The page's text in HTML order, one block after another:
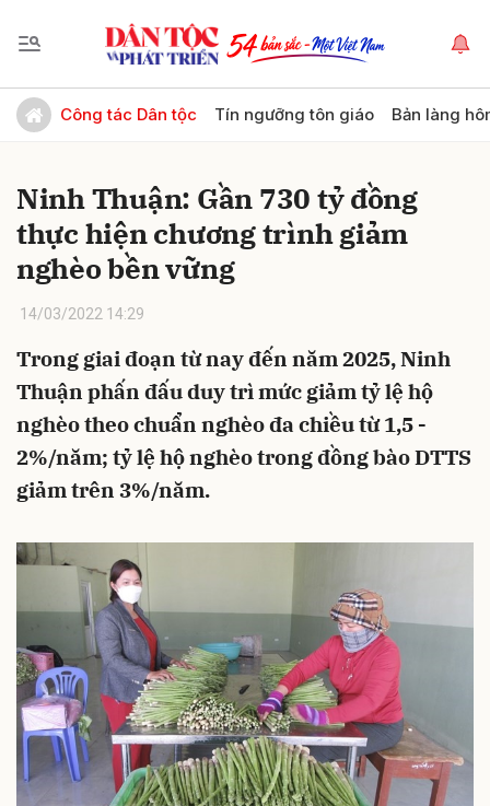
Công tác Dân tộc Tín ngưỡng tôn giáo Bản làng
Ninh Thuận: Gần 730 tỷ đồng
thực hiện chương trình giảm
nghèo bền vững
14/03/2022 14:29
Trong giai đoạn từ nay đến năm 2025, Ninh
Thuận phấn đấu duy trì mức giảm tỷ lệ hộ
nghèo theo chuẩn nghèo đa chiều từ 1,5 -
2%/năm; tỷ lệ hộ nghèo trong đồng bào DTTS
giảm trên 3%/năm.
Gửi bình luận